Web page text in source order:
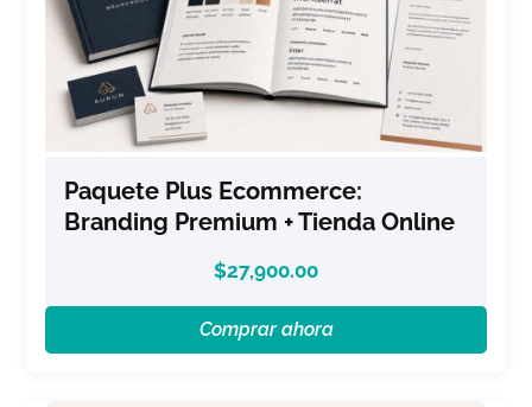
Paquete Plus Ecommerce:
Branding Premium + Tienda Online
$27,900.00
Comprar ahora